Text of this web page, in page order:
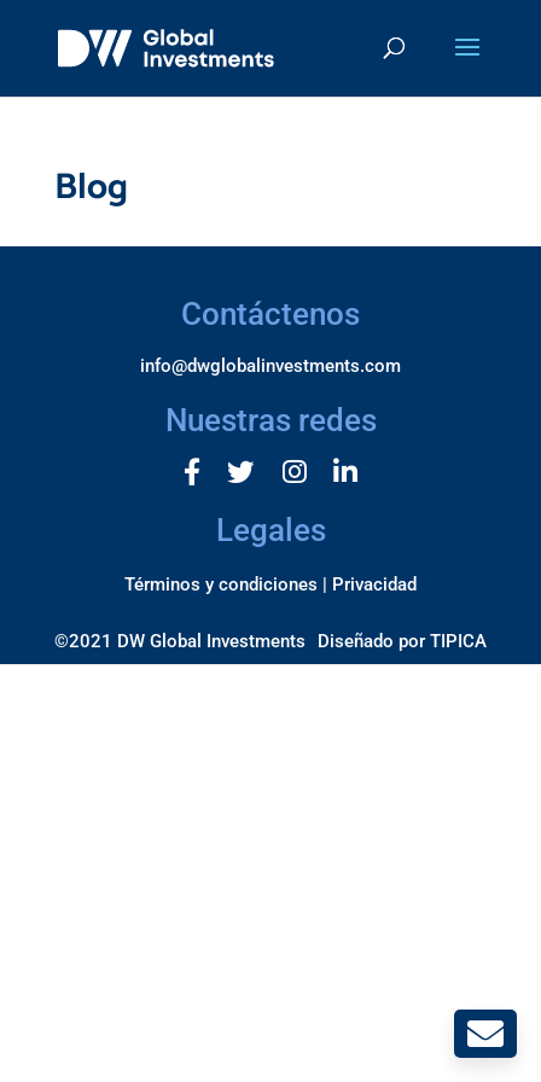
Blog
Contáctenos
info@dwglobalinvestments.com
Nuestras redes
Legales
Términos y condiciones | Privacidad
©2021 DW Global Investments Diseñado por TIPICA